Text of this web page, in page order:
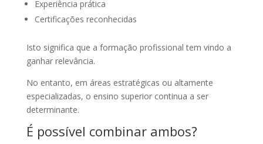
Experiência prática
Certificações reconhecidas
Isto significa que a formação profissional tem vindo a
ganhar relevância.
No entanto, em áreas estratégicas ou altamente
especializadas, o ensino superior continua a ser
determinante.
É possível combinar ambos?